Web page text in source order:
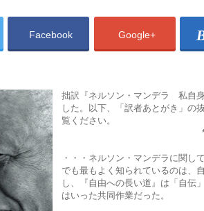
Facebook Google+
拙訳『ネルソン・マンデラ 私自
した。以下、「訳者あとがき」の
覧ください。
・・・ネルソン・マンデラに関し
でも最もよく知られているのは、
し、『自由への長い道』は「自伝
はいった共同作業だった。